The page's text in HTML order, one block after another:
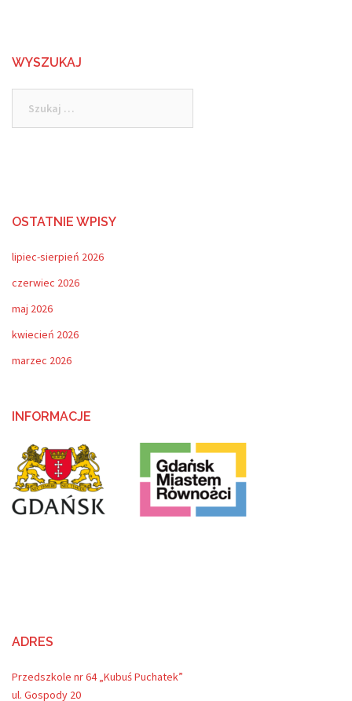
WYSZUKAJ
OSTATNIE WPISY
lipiec-sierpień 2026
czerwiec 2026
maj 2026
kwiecień 2026
marzec 2026
INFORMACJE
ADRES
Przedszkole nr 64 „Kubuś Puchatek”
ul. Gospody 20